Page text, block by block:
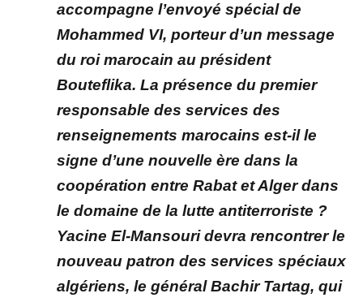
accompagne l’envoyé spécial de
Mohammed VI, porteur d’un message
du roi marocain au président
Bouteflika. La présence du premier
responsable des services des
renseignements marocains est-il le
signe d’une nouvelle ère dans la
coopération entre Rabat et Alger dans
le domaine de la lutte antiterroriste ?
Yacine El-Mansouri devra rencontrer le
nouveau patron des services spéciaux
algériens, le général Bachir Tartag, qui